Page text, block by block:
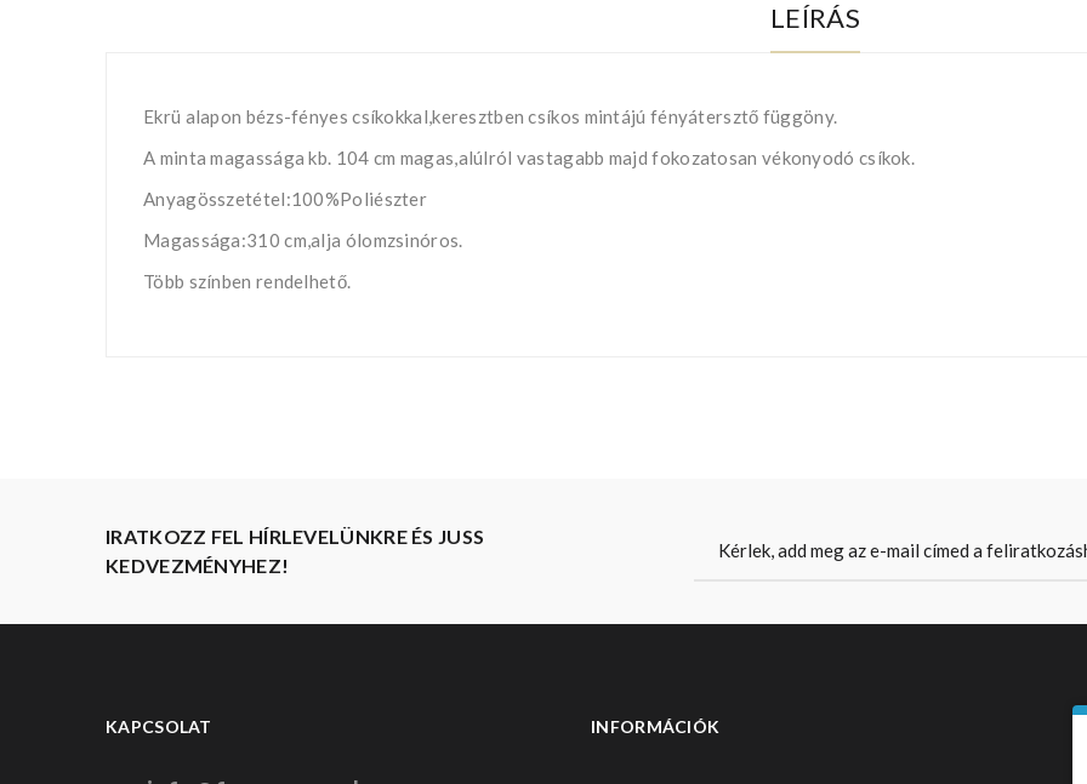
LEÍRÁS
Ekrü alapon bézs-fényes csíkokkal,keresztben csíkos mintájú fényátersztő függöny.
A minta magassága kb. 104 cm magas,alúlról vastagabb majd fokozatosan vékonyodó csíkok.
Anyagösszetétel:100%Poliészter
Magassága:310 cm,alja ólomzsinóros.
Több színben rendelhető.
IRATKOZZ FEL HÍRLEVELÜNKRE ÉS JUSS
KEDVEZMÉNYHEZ!
KAPCSOLAT INFORMÁCIÓK